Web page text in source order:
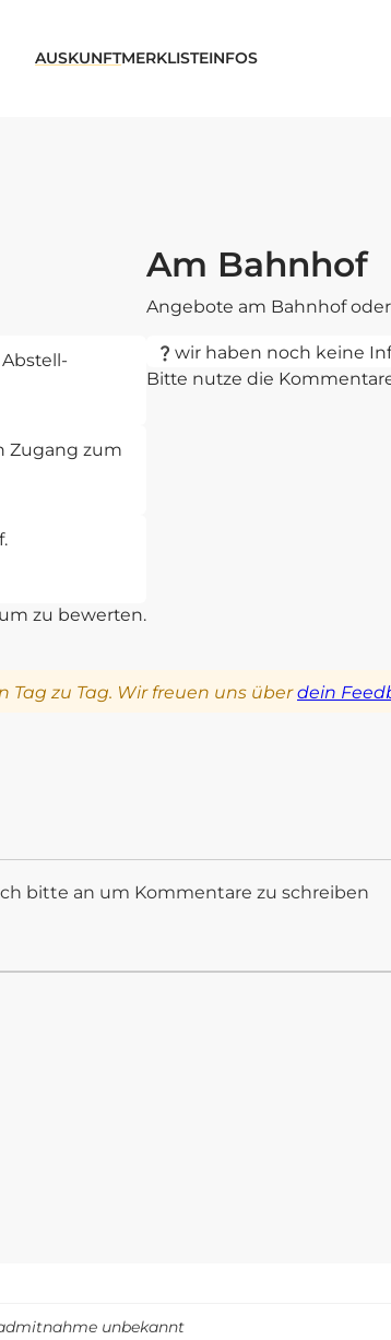
AUSKUNFTMERKLISTEINFOS
Zugang zum
um zu bewerten.
Am Bahnhof
Angebote am Bahnhof
wir haben noch keine
Bitte nutze die
Tag zu Tag. Wir freuen uns überdein
bitte an um Kommentare zu schreiben
unbekannt